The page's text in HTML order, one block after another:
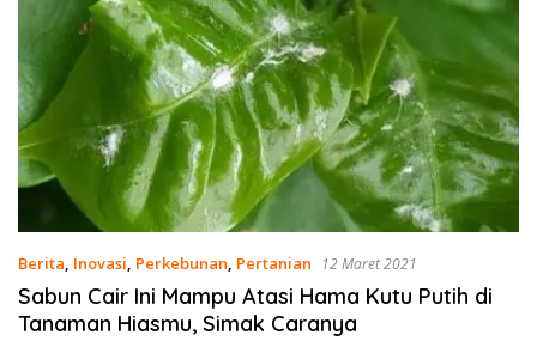
Berita, Inovasi, Perkebunan, Pertanian 12 Maret 2021
Sabun Cair Ini Mampu Atasi Hama Kutu Putih di
Tanaman Hiasmu, Simak Caranya